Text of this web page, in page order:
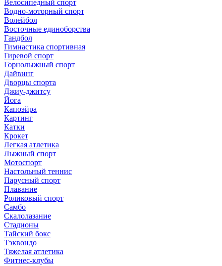
Велосипедный спорт
Водно-моторный спорт
Волейбол
Восточные единоборства
Гандбол
Гимнастика спортивная
Гиревой спорт
Горнолыжный спорт
Дайвинг
Дворцы спорта
Джиу-джитсу
Йога
Капоэйра
Картинг
Катки
Крокет
Легкая атлетика
Лыжный спорт
Мотоспорт
Настольный теннис
Парусный спорт
Плавание
Роликовый спорт
Самбо
Скалолазание
Стадионы
Тайский бокс
Тэквондо
Тяжелая атлетика
Фитнес-клубы